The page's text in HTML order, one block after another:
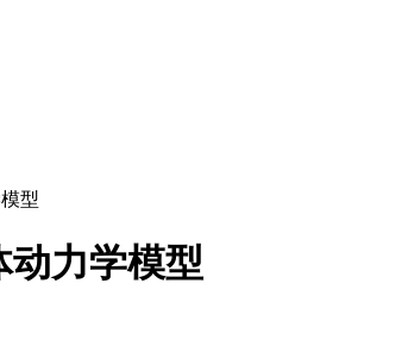
型
力学模型